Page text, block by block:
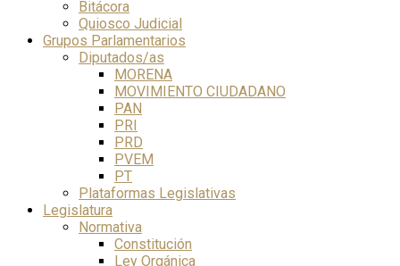
Bitácora
Quiosco Judicial
Grupos Parlamentarios
Diputados/as
MORENA
MOVIMIENTO CIUDADANO
PAN
PRI
PRD
PVEM
PT
Plataformas Legislativas
Legislatura
Normativa
Constitución
Ley Orgánica